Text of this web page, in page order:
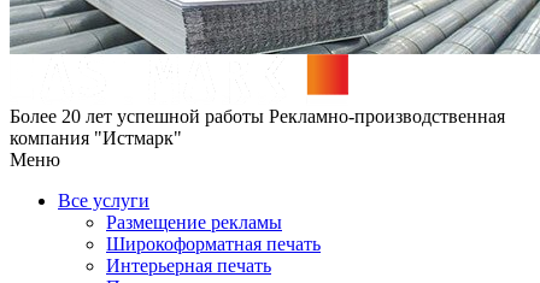
Более 20 лет успешной работы Рекламно-производственная
компания "Истмарк"
Меню
Все услуги
Размещение рекламы
Широкофoрматная печать
Интерьерная печать